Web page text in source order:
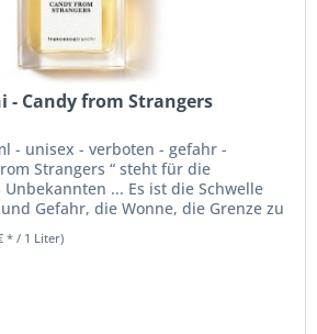
- Candy from Strangers
- unisex - verboten - gefahr -
Strangers “ steht für die
... Es ist die Schwelle
Gefahr, die Wonne, die Grenze zu
* / 1 Liter)